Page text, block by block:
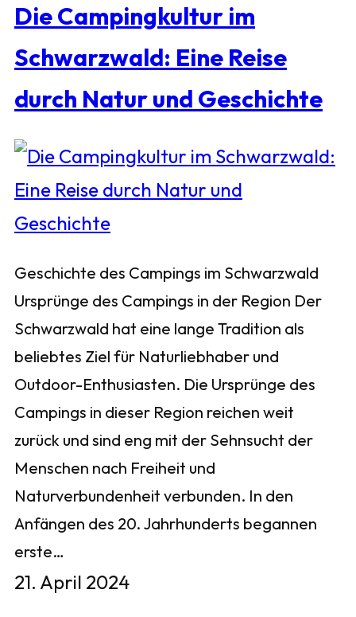
Die Campingkultur im
Schwarzwald: Eine Reise
durch Natur und Geschichte
Geschichte des Campings im Schwarzwald
Ursprünge des Campings in der Region Der
Schwarzwald hat eine lange Tradition als
beliebtes Ziel für Naturliebhaber und
Outdoor-Enthusiasten. Die Ursprünge des
Campings in dieser Region reichen weit
zurück und sind eng mit der Sehnsucht der
Menschen nach Freiheit und
Naturverbundenheit verbunden. In den
Anfängen des 20. Jahrhunderts begannen
erste…
21. April 2024